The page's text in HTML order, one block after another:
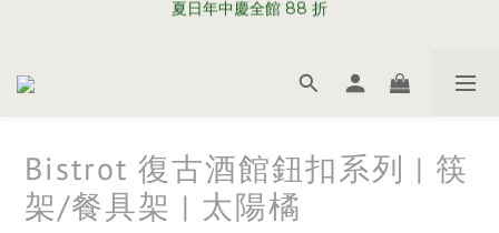
Bistrot 復古酒館鈕扣系列 | 筷
架/餐具架 | 太陽橘